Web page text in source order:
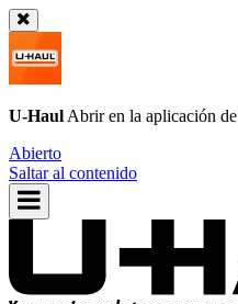
U-Haul Abrir en la aplicación de
Abierto
Saltar al contenido